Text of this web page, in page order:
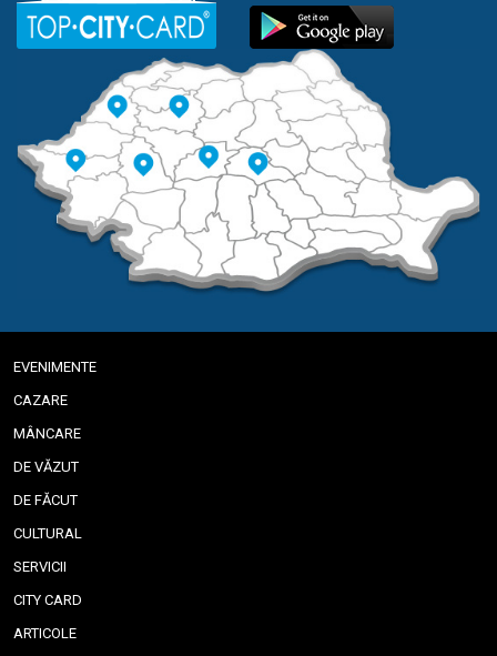
EVENIMENTE
CAZARE
MÂNCARE
DE VĂZUT
DE FĂCUT
CULTURAL
SERVICII
CITY CARD
ARTICOLE